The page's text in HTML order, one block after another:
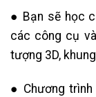
● Bạn sẽ học
các công cụ
tượng 3D,
● Chương trình